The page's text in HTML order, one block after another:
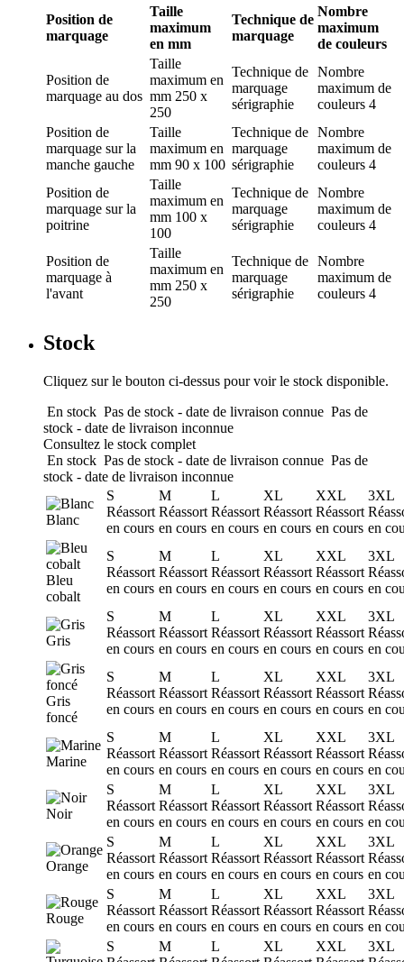
Position de
marquage
Taille
maximum
en mm
Technique de
marquage
Nombre
maximum
de couleurs
Position de
marquage au dos
Taille
maximum en
mm 250 x
250
Technique de
marquage
sérigraphie
Nombre
maximum de
couleurs 4
Position de
marquage sur la
manche gauche
Taille
maximum en
mm 90 x 100
Technique de
marquage
sérigraphie
Nombre
maximum de
couleurs 4
Position de
marquage sur la
poitrine
Taille
maximum en
mm 100 x
100
Technique de
marquage
sérigraphie
Nombre
maximum de
couleurs 4
Position de
marquage à
l'avant
Taille
maximum en
mm 250 x
250
Technique de
marquage
sérigraphie
Nombre
maximum de
couleurs 4
Stock
Cliquez sur le bouton ci-dessus pour voir le stock disponible.
En stock Pas de stock - date de livraison connue Pas de
stock - date de livraison inconnue
Consultez le stock complet
En stock Pas de stock - date de livraison connue Pas de
stock - date de livraison inconnue
Blanc
S
Réassort
en cours
M
Réassort
en cours
L
Réassort
en cours
XL
Réassort
en cours
XXL
Réassort
en cours
3XL
en
Bleu
cobalt
S
Réassort
en cours
M
Réassort
en cours
L
Réassort
en cours
XL
Réassort
en cours
XXL
Réassort
en cours
3XL
en
Gris
S
Réassort
en cours
M
Réassort
en cours
L
Réassort
en cours
XL
Réassort
en cours
XXL
Réassort
en cours
3XL
en
Gris
foncé
S
Réassort
en cours
M
Réassort
en cours
L
Réassort
en cours
XL
Réassort
en cours
XXL
Réassort
en cours
3XL
en
Marine
S
Réassort
en cours
M
Réassort
en cours
L
Réassort
en cours
XL
Réassort
en cours
XXL
Réassort
en cours
3XL
en
Noir
S
Réassort
en cours
M
Réassort
en cours
L
Réassort
en cours
XL
Réassort
en cours
XXL
Réassort
en cours
3XL
en
Orange
S
Réassort
en cours
M
Réassort
en cours
L
Réassort
en cours
XL
Réassort
en cours
XXL
Réassort
en cours
3XL
en
Rouge
S
Réassort
en cours
M
Réassort
en cours
L
Réassort
en cours
XL
Réassort
en cours
XXL
Réassort
en cours
3XL
en
S
M
L
XL
XXL
3XL